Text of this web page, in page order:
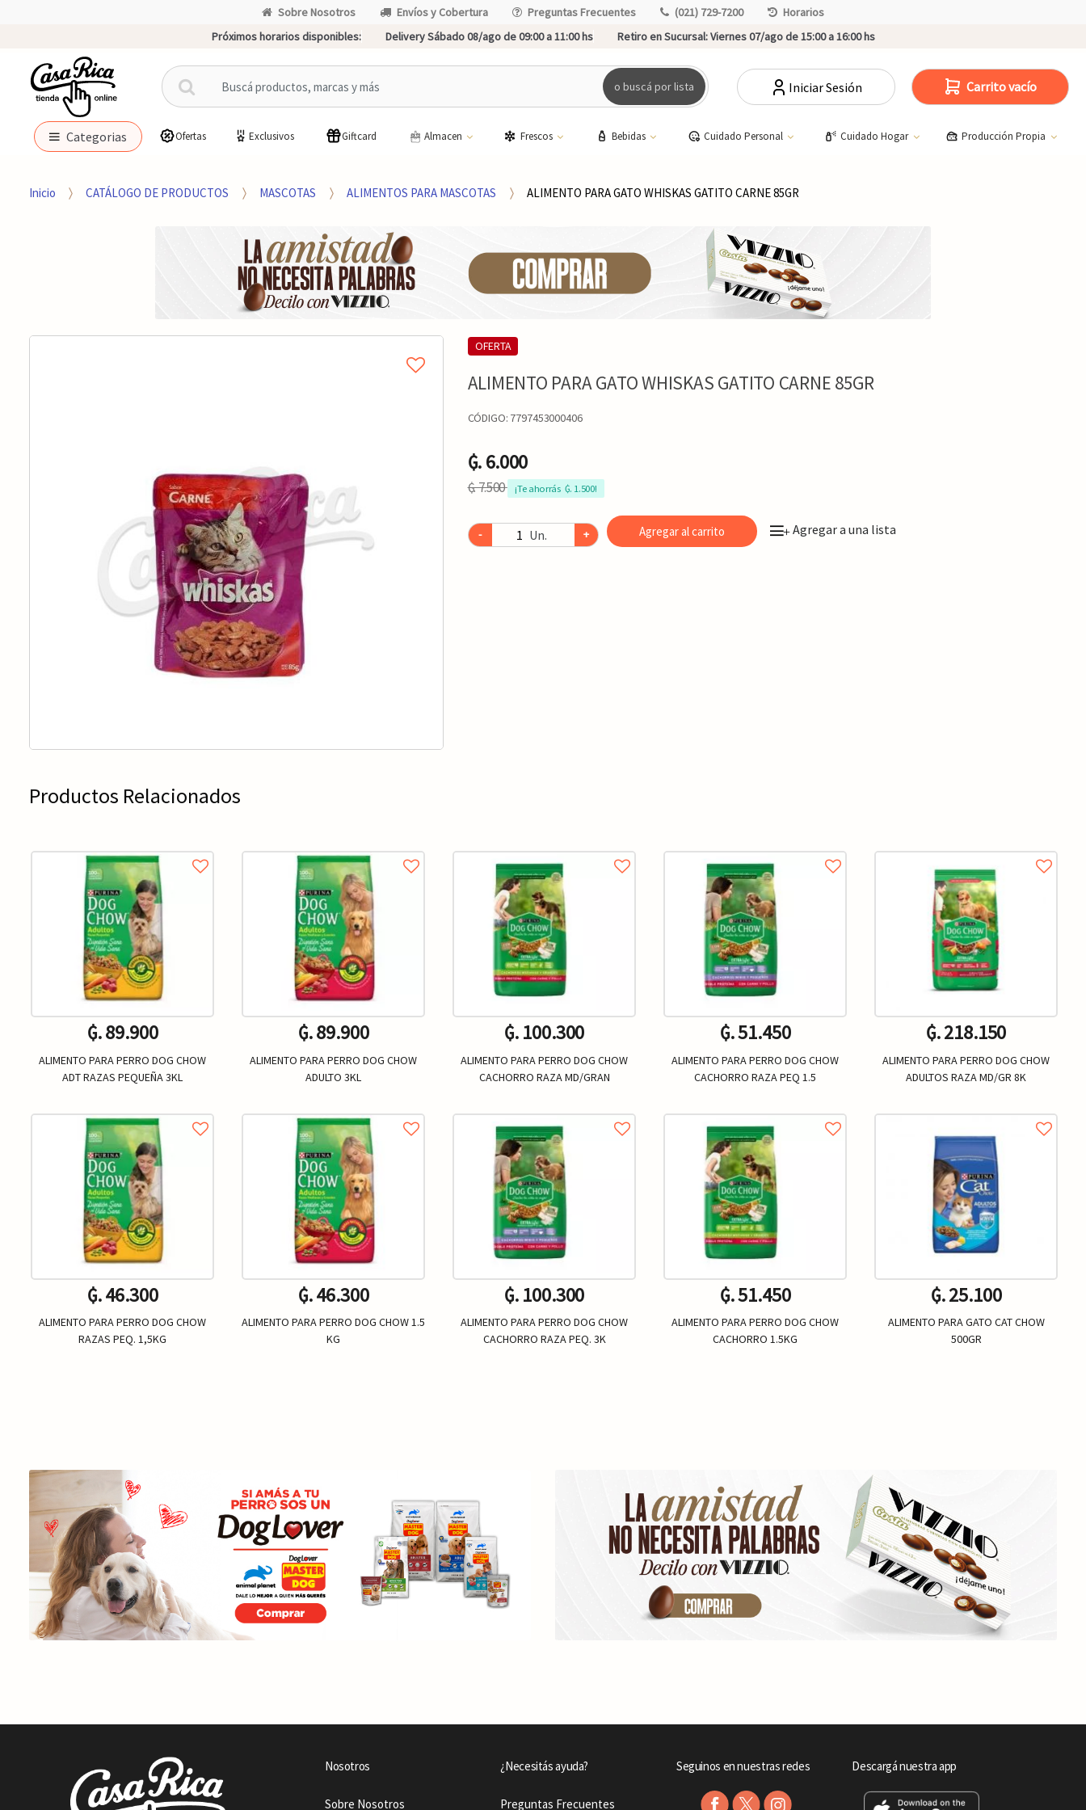
Sobre Nosotros Envíos y Cobertura Preguntas Frecuentes (021) 729-7200
Horarios
Próximos horarios disponibles:
Delivery Sábado 08/ago de 09:00 a 11:00 hs Retiro en Sucursal:Viernes 07/ago de 15:00 a 16:00 hs
B
u
c
p
o buscá por lista Iniciar Sesión Carrito vacío
Categorias Ofertas Exclusivos Giftcard Almacen Frescos Bebidas Cuidado Personal Cuidado Hogar Producción Propia
Inicio CATÁLOGO DE PRODUCTOS MASCOTAS ALIMENTOS PARA MASCOTAS ALIMENTO PARA GATO WHISKAS GATITO CARNE 85GR
OFERTA
ALIMENTO PARA GATO WHISKAS GATITO CARNE 85GR
CÓDIGO: 7797453000406
₲. 6.000
₲. 7.500 ¡Te ahorrás  ₲. 1.500!
- Un. + Agregar al carrito +Agregar a una lista
Productos Relacionados
₲. 89.900
ALIMENTO PARA PERRO DOG CHOW
ADT RAZAS PEQUEÑA 3KL
₲. 46.300
ALIMENTO PARA PERRO DOG CHOW
RAZAS PEQ. 1,5KG
₲. 89.900
ALIMENTO PARA PERRO DOG CHOW
ADULTO 3KL
₲. 46.300
ALIMENTO PARA PERRO DOG CHOW 1.5
KG
₲. 100.300
ALIMENTO PARA PERRO DOG CHOW
CACHORRO RAZA MD/GRAN
₲. 100.300
ALIMENTO PARA PERRO DOG CHOW
CACHORRO RAZA PEQ. 3K
₲. 51.450
ALIMENTO PARA PERRO DOG CHOW
CACHORRO RAZA PEQ 1.5
₲. 51.450
ALIMENTO PARA PERRO DOG CHOW
CACHORRO 1.5KG
₲. 218.150
ALIMENTO PARA PERRO DOG CHOW
ADULTOS RAZA MD/GR 8K
₲. 25.100
ALIMENTO PARA GATO CAT CHOW
500GR
Nosotros
Sobre Nosotros
¿Necesitás ayuda?
Preguntas Frecuentes
Seguinos en nuestras redes Descargá nuestra app